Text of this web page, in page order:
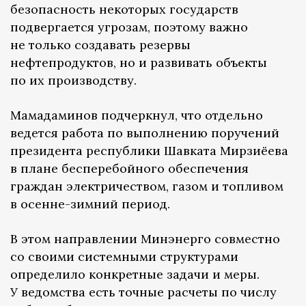
безопасность некоторых государств
подвергается угрозам, поэтому важно
не только создавать резервы
нефтепродуктов, но и развивать объекты
по их производству.
Мамадаминов подчеркнул, что отдельно
ведется работа по выполнению поручений
президента республики Шавката Мирзиёева
в плане бесперебойного обеспечения
граждан электричеством, газом и топливом
в осенне-зимний период.
В этом направлении Минэнерго совместно
со своими системными структурами
определило конкретные задачи и меры.
У ведомства есть точные расчеты по числу